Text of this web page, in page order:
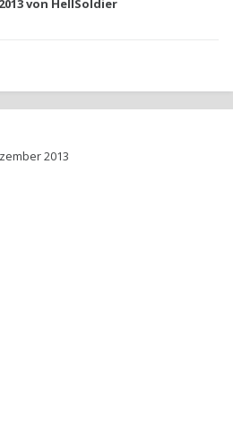
von HellSoldier
2013